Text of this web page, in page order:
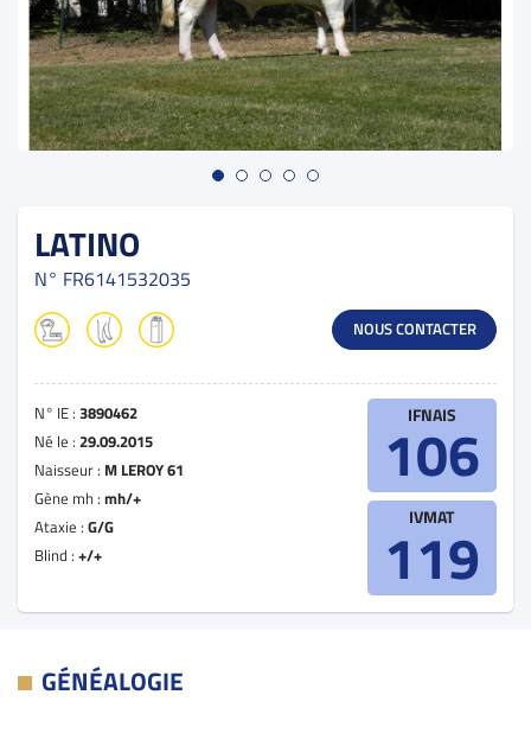
LATINO
N° FR6141532035
NOUS CONTACTER
N° IE : 3890462
Né le : 29.09.2015
Naisseur : M LEROY 61
Gène mh : mh/+
Ataxie : G/G
Blind : +/+
IFNAIS
106
IVMAT
119
GÉNÉALOGIE